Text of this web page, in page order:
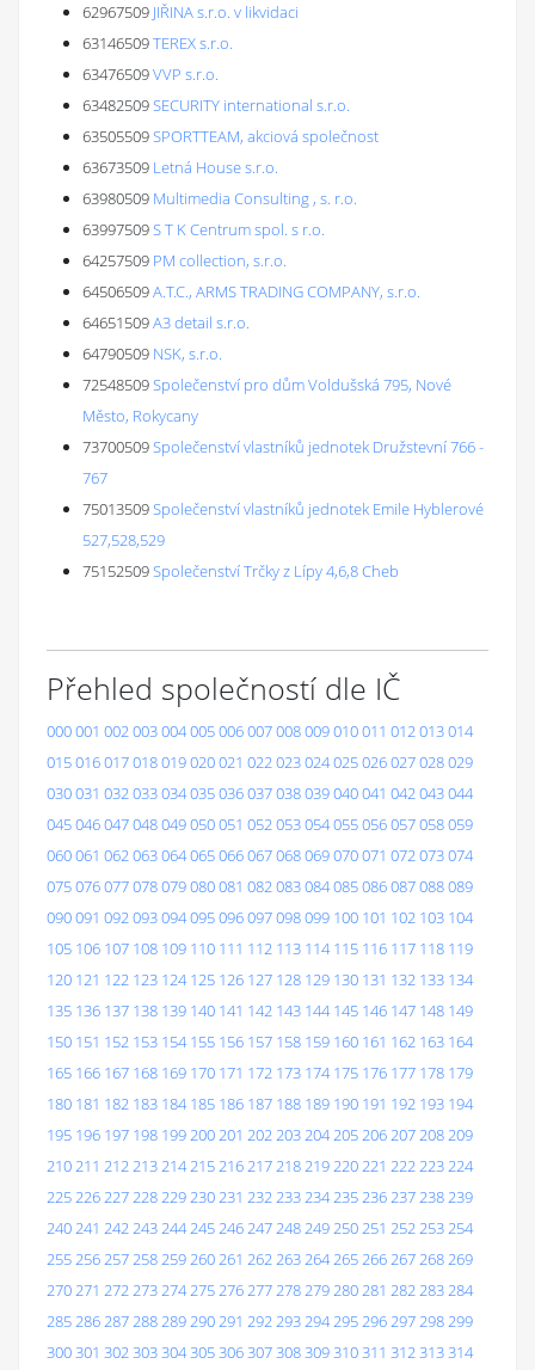
62967509 JIŘINA s.r.o. v likvidaci
63146509TEREX s.r.o.
63476509VVP s.r.o.
63482509SECURITY international s.r.o.
63505509SPORTTEAM, akciová společnost
63673509 Letná House s.r.o.
63980509 Multimedia Consulting , s. r.o.
63997509S T K Centrum spol. s r.o.
64257509 PM collection, s.r.o.
64506509A.T.C., ARMS TRADING COMPANY, s.r.o.
64651509A3 detail s.r.o.
64790509 NSK, s.r.o.
72548509Společenství pro dům Voldušská 795, Nové
Město, Rokycany
73700509Společenství vlastníků jednotek Družstevní 766 -
767
75013509Společenství vlastníků jednotek Emile Hyblerové
527,528,529
75152509Společenství Trčky z Lípy 4,6,8 Cheb
Přehled společností dle IČ
000001 002003004005006007008009010011 012013014
015016017018019020021 022023024025026027028029
030031 032033034035036037038039040041 042043044
045046047048049050051 052053054055056057058059
060061 062063064065066067068069070071 072073074
075076077078079080081 082083084085086087088089
090091 092093094095096097098099 100 101 102 103 104
105 106 107 108 109 110 111 112 113 114 115 116 117 118 119
120 121 122 123 124 125 126 127 128 129 130 131 132 133 134
135 136 137 138 139 140 141 142 143 144 145 146 147 148 149
150 151 152 153 154 155 156 157 158 159 160 161 162 163 164
165 166 167 168 169 170 171 172 173 174 175 176 177 178 179
180 181 182 183 184 185 186 187 188 189 190 191 192 193 194
195 196 197 198 199200201 202203204205206207208209
210211 212213214215216217218219220221 222223224
225226227228229230231 232233234235236237238239
240241 242243244245246247248249250251 252253254
255256257258259260261 262263264265266267268269
270271 272273274275276277278279280281 282283284
285286287288289290291 292293294295296297298299
300301 302303304305306307308309310311 312313314